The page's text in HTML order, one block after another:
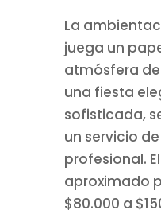
La
juega un
atmósfera
una fiesta
sofisticada,
un servicio
profesional.
aproximado
$80.000 a